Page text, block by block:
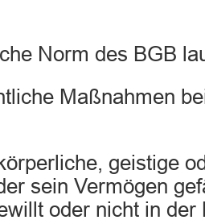
Norm des BGB
Maßnahmen
geistige
sein Vermögen
oder nicht in der